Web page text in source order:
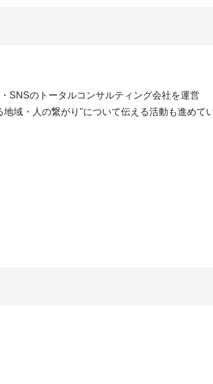
SNSのトータルコンサルティング会社を運営
域・人の繋がり"について伝える活動も進めて